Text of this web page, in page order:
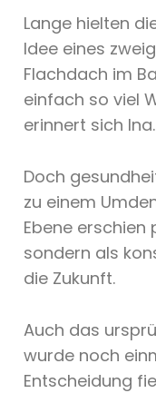
Lange hielten
Idee eines
Flachdach im
einfach so viel
erinnert sich Ina.
Doch
zu einem
Ebene
sondern als
die Zukunft.
Auch das
wurde noch
Entscheidung